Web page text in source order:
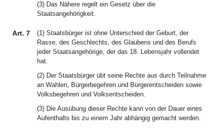
(3) Das Nähere regelt ein Gesetz über die
Staatsangehörigkeit.
Art. 7
(1) Staatsbürger ist ohne Unterschied der Geburt, der
Rasse, des Geschlechts, des Glaubens und des Berufs
jeder Staatsangehörige, der das 18. Lebensjahr vollendet
hat.
(2) Der Staatsbürger übt seine Rechte aus durch Teilnahme
an Wahlen, Bürgerbegehren und Bürgerentscheiden sowie
Volksbegehren und Volksentscheiden.
(3) Die Ausübung dieser Rechte kann von der Dauer eines
Aufenthalts bis zu einem Jahr abhängig gemacht werden.